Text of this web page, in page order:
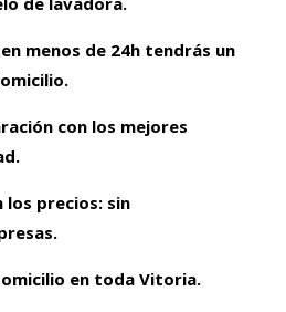
menos de 24h tendrás un
con los mejores
los precios: sin
en toda Vitoria.